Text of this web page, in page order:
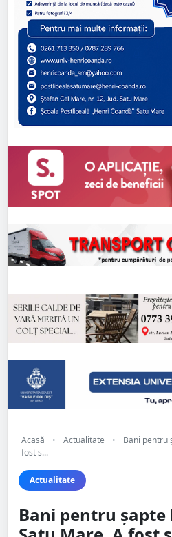
Acasă • Actualitate •
Bani pentru
fost s...
Actualitate
Bani pentru șapte